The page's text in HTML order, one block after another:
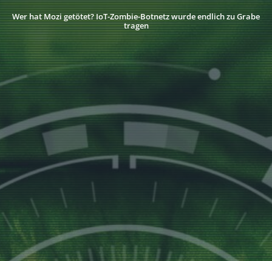
Wer hat Mozi getötet? IoT-Zombie-Botnetz wurde endlich zu Grabe
tragen